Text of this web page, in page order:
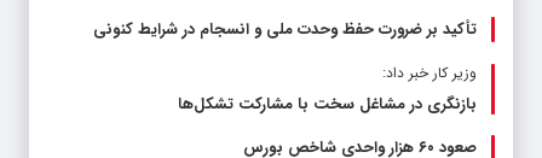
تأکید بر ضرورت حفظ وحدت ملی و انسجام در شرایط کنونی
وزیر کار خبر داد:
بازنگری در مشاغل سخت با مشارکت تشکل‌ها
صعود ۶۰ هزار واحدی شاخص بورس